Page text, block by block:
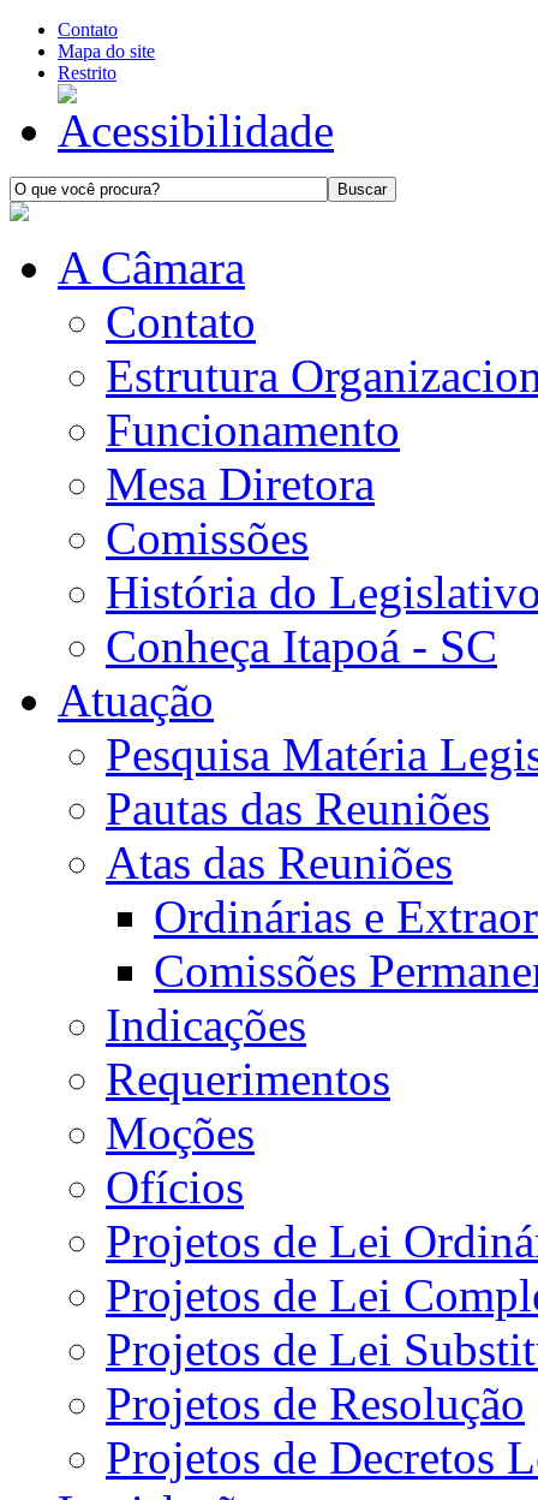
Contato
Mapa do site
Restrito
A Câmara
Contato
Estrutura
Funcionamento
Mesa Diretora
Comissões
História do
Conheça Itapoá - SC
Atuação
Pesquisa Matéria
Pautas das Reuniões
Atas das Reuniões
Ordinárias e
Comissões
Indicações
Requerimentos
Moções
Ofícios
Projetos de Lei
Projetos de Lei
Projetos de Lei
Projetos de Resolução
Projetos de Decretos